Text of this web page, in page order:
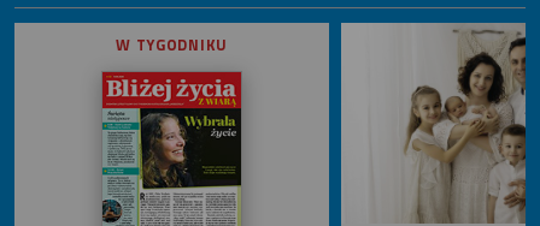
W TYGODNIKU